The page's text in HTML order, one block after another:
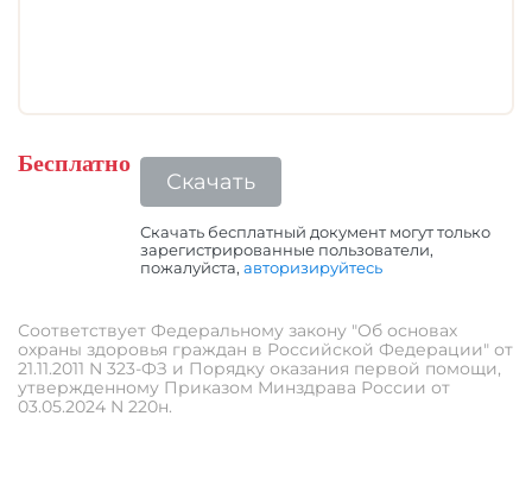
Бесплатно
Скачать
Скачать бесплатный документ могут только
зарегистрированные пользователи,
пожалуйста, авторизируйтесь
Соответствует Федеральному закону "Об основах
охраны здоровья граждан в Российской Федерации" от
21.11.2011 N 323-ФЗ и Порядку оказания первой помощи,
утвержденному Приказом Минздрава России от
03.05.2024 N 220н.